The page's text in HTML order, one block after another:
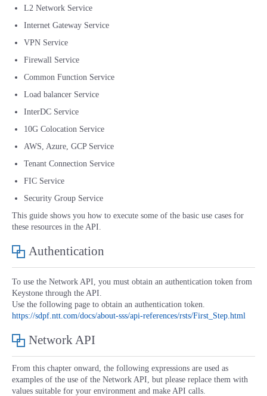
■ セットアップガイド
- 新規お申し込み方法
- 初期設定・確認
- ユーザー機能の管理
- 登録情報の管理
- APIリファレンス
■ 基本構築ガイド
- クラウド / サーバー
- Flexible InterConnect
- Flexible Remote Access
- vUTM2
- リモートワーク
- ITインフラストラクチャー
故障/メンテナンス情報
パートナー
販売パートナー向けプログラム
協業パートナー
トレーニング/操作動画
脱炭素化
L2 Network Service
Internet Gateway Service
VPN Service
Firewall Service
Common Function Service
Load balancer Service
InterDC Service
10G Colocation Service
AWS, Azure, GCP Service
Tenant Connection Service
FIC Service
Security Group Service
This guide shows you how to execute some of the basic use cases for
these resources in the API.
Authentication
To use the Network API, you must obtain an authentication token from
Keystone through the API.
Use the following page to obtain an authentication token.
https://sdpf.ntt.com/docs/about-sss/api-references/rsts/First_Step.html
Network API
From this chapter onward, the following expressions are used as
examples of the use of the Network API, but please replace them with
values suitable for your environment and make API calls.